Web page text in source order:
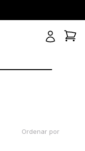
Ordenar por